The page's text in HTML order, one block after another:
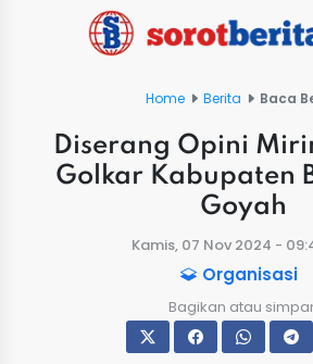
Home Berita Baca
Diserang Opini
Golkar Kabupaten
Goyah
Kamis, 07 Nov 2024 -
Organisasi
Bagikan atau